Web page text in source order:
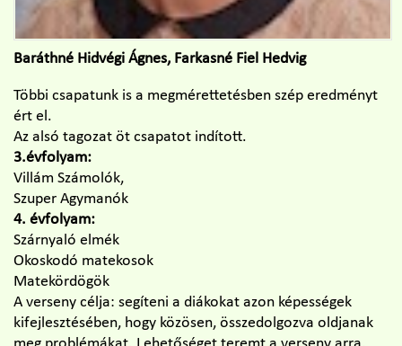
Baráthné Hidvégi Ágnes, Farkasné Fiel Hedvig
Többi csapatunk is a megmérettetésben szép eredményt
ért el.
Az alsó tagozat öt csapatot indított.
3.évfolyam:
Villám Számolók,
Szuper Agymanók
4. évfolyam:
Szárnyaló elmék
Okoskodó matekosok
Matekördögök
A verseny célja: segíteni a diákokat azon képességek
kifejlesztésében, hogy közösen, összedolgozva oldjanak